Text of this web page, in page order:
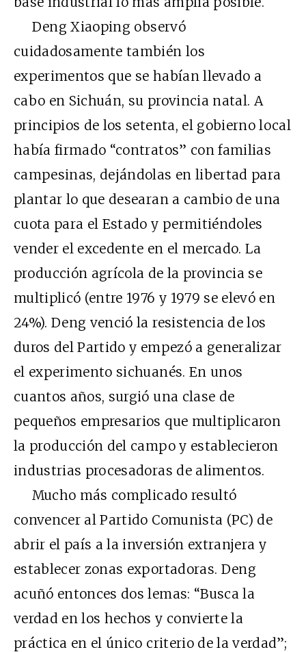
Deng Xiaoping observó
cuidadosamente también los
experimentos que se habían llevado a
cabo en Sichuán, su provincia natal. A
principios de los setenta, el gobierno local
había firmado “contratos” con familias
campesinas, dejándolas en libertad para
plantar lo que desearan a cambio de una
cuota para el Estado y permitiéndoles
vender el excedente en el mercado. La
producción agrícola de la provincia se
multiplicó (entre 1976 y 1979 se elevó en
24%). Deng venció la resistencia de los
duros del Partido y empezó a generalizar
el experimento sichuanés. En unos
cuantos años, surgió una clase de
pequeños empresarios que multiplicaron
la producción del campo y establecieron
industrias procesadoras de alimentos.
Mucho más complicado resultó
convencer al Partido Comunista (PC) de
abrir el país a la inversión extranjera y
establecer zonas exportadoras. Deng
acuñó entonces dos lemas: “Busca la
verdad en los hechos y convierte la
práctica en el único criterio de la verdad”;